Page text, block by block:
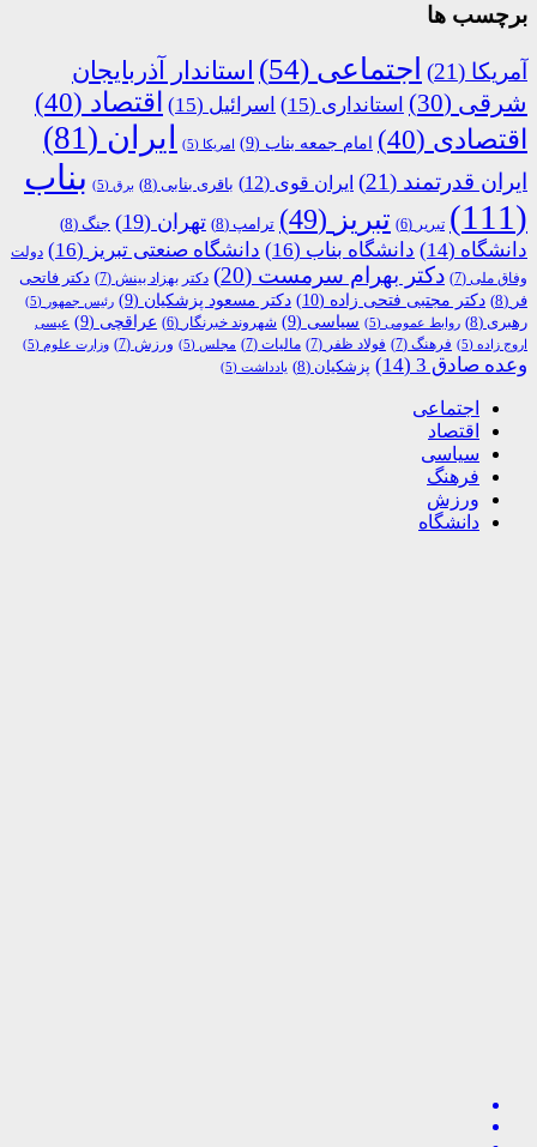
برچسب ها
آمریکا (21) اجتماعی (54)
استاندار آذربایجان
شرقی (30) استانداری (15) اسرائیل (15) اقتصاد (40)
اقتصادی (40) امام جمعه بناب (9) امریکا (5) ایران (81)
ایران قدرتمند (21) ایران قوی (12) باقری بنابی (8) برق (5)
بناب
(111)
تبریر (6) تبریز (49) ترامپ (8) تهران (19) جنگ (8)
دانشگاه (14) دانشگاه بناب (16) دانشگاه صنعتی تبریز (16)
دولت
وفاق ملی (7) دکتر بهرام سرمست (20) دکتر بهزاد بینش (7)
دکتر فاتحی
فر (8) دکتر مجتبی فتحی زاده (10) دکتر مسعود پزشکیان (9) رئیس جمهور (5)
رهبری (8) روابط عمومی (5) سیاسی (9) شهروند خبرنگار (6) عراقچی (9)
عیسی
اروج زاده (5) فرهنگ (7) فولاد ظفر (7) مالیات (7) مجلس (5) ورزش (7) وزارت علوم (5)
وعده صادق 3 (14) پزشکیان (8) یادداشت (5)
اجتماعی
اقتصاد
سیاسی
فرهنگ
ورزش
دانشگاه